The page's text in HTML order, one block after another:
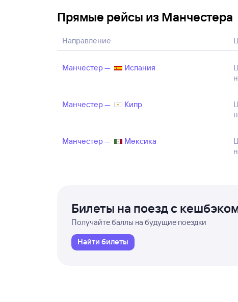
Прямые рейсы из Манчестера
Направление
Манчестер — Испания
Манчестер — Кипр
Манчестер — Мексика
Билеты на поезд с
Получайте баллы на будущие поездки
Найти билеты